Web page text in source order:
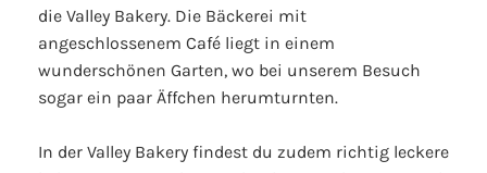
die Valley Bakery. Die Bäckerei mit
angeschlossenem Café liegt in einem
wunderschönen Garten, wo bei unserem Besuch
sogar ein paar Äffchen herumturnten.
In der Valley Bakery findest du zudem richtig leckere